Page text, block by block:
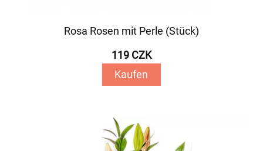
Rosa Rosen mit Perle (Stück)
119 CZK
Kaufen